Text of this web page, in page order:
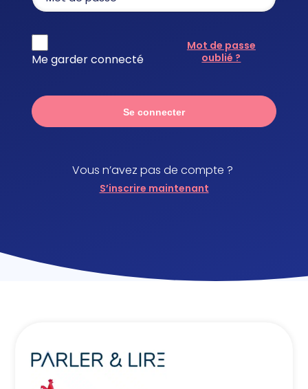
Me garder connecté
Mot de passe
oublié ?
Se connecter
Vous n’avez pas de compte ?
S’inscrire maintenant